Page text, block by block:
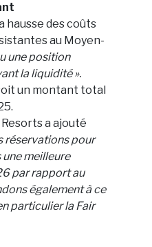
des coûts
au Moyen-
une position
la liquidité ».
un montant total
a ajouté
réservations pour
meilleure
par rapport au
également à ce
particulier la Fair